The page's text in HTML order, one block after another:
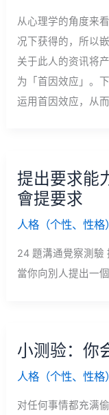
从心理学的角度来
况下获得的，所以
关于此人的资讯将
为「首因效应」。
运用首因效应，从
提出要求能
會提要求
人格（个性、性格
24 題溝通覺察測驗
當你向別人提出一
小测验：你
人格（个性、性格
对任何事情都充满